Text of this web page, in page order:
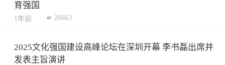
育强国
1年前 26663
2025文化强国建设高峰论坛在深圳开幕 李书磊出席并
发表主旨演讲